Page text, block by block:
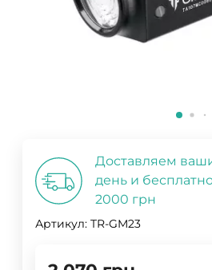
Доставляем
день и
2000 грн
Артикул: TR-GM23